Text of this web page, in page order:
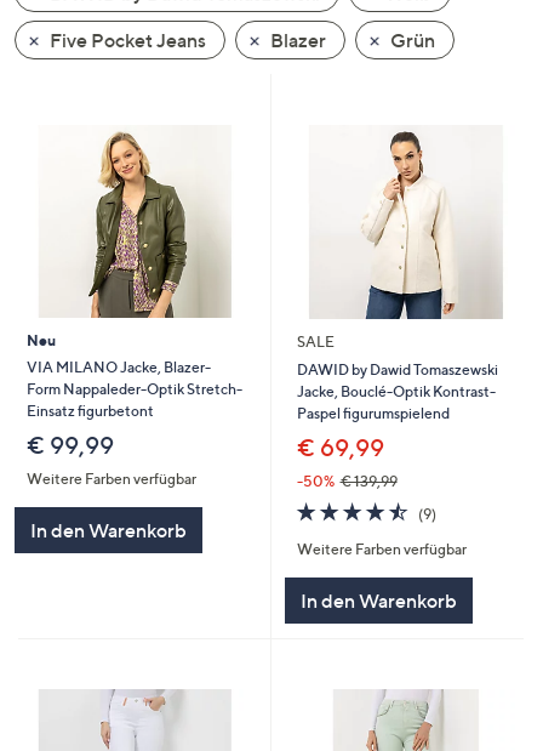
Sie
auf
anzuzeigen.
Five Pocket Jeans
Blazer Grün
Neu
VIA MILANO Jacke, Blazer-
Form Nappaleder-Optik Stretch-
Einsatz figurbetont
€ 99,99
Weitere Farben verfügbar
In den Warenkorb
SALE
DAWID by Dawid Tomaszewski
Jacke, Bouclé-Optik Kontrast-
Paspel figurumspielend
€ 69,99
-50% € 139,99
4.4
von
5
(9)9
Weitere Farben verfügbar
In den Warenkorb